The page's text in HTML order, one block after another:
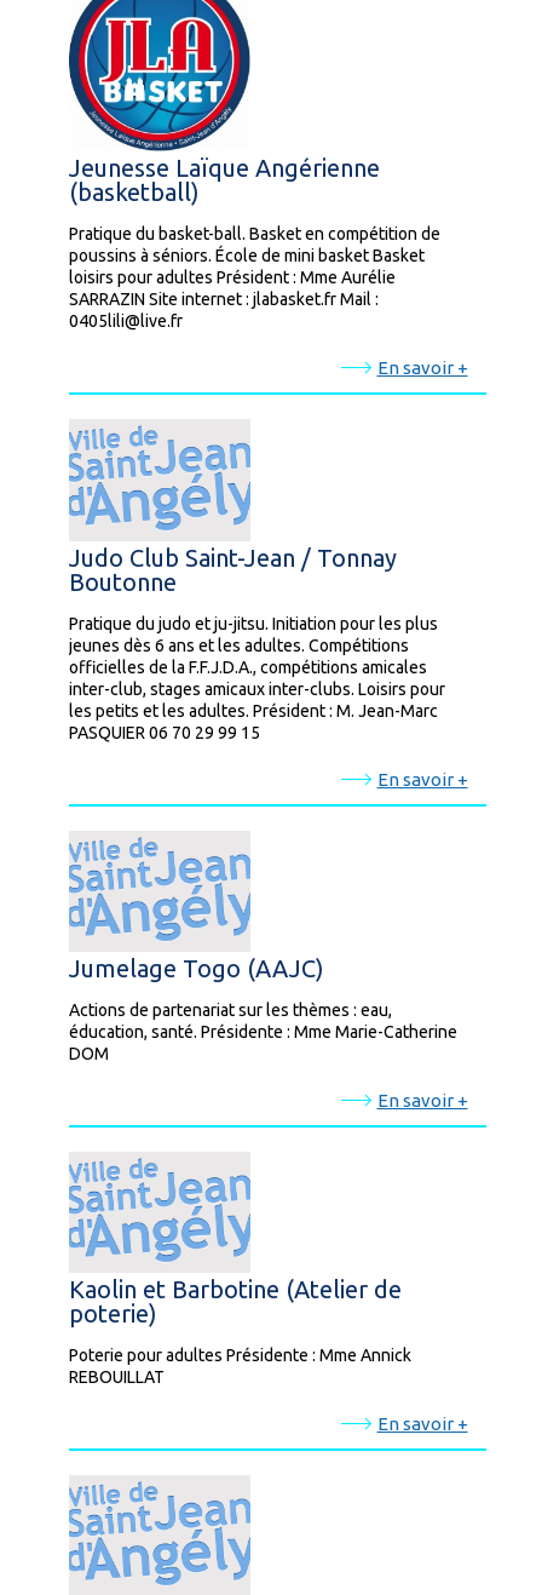
Jeunesse Laïque Angérienne
(basketball)
Pratique du basket-ball. Basket en compétition de
poussins à séniors. École de mini basket Basket
loisirs pour adultes Président : Mme Aurélie
SARRAZIN Site internet : jlabasket.fr Mail :
0405lili@live.fr
En savoir +
Judo Club Saint-Jean / Tonnay
Boutonne
Pratique du judo et ju-jitsu. Initiation pour les plus
jeunes dès 6 ans et les adultes. Compétitions
officielles de la F.F.J.D.A., compétitions amicales
inter-club, stages amicaux inter-clubs. Loisirs pour
les petits et les adultes. Président : M. Jean-Marc
PASQUIER 06 70 29 99 15
En savoir +
Jumelage Togo (AAJC)
Actions de partenariat sur les thèmes : eau,
éducation, santé. Présidente : Mme Marie-Catherine
DOM
En savoir +
Kaolin et Barbotine (Atelier de
poterie)
Poterie pour adultes Présidente : Mme Annick
REBOUILLAT
En savoir +